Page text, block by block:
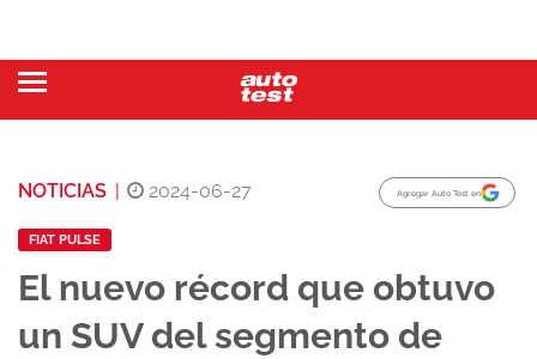
NOTICIAS | 2024-06-27 Agregar Auto Test en
FIAT PULSE
El nuevo récord que obtuvo
un SUV del segmento de